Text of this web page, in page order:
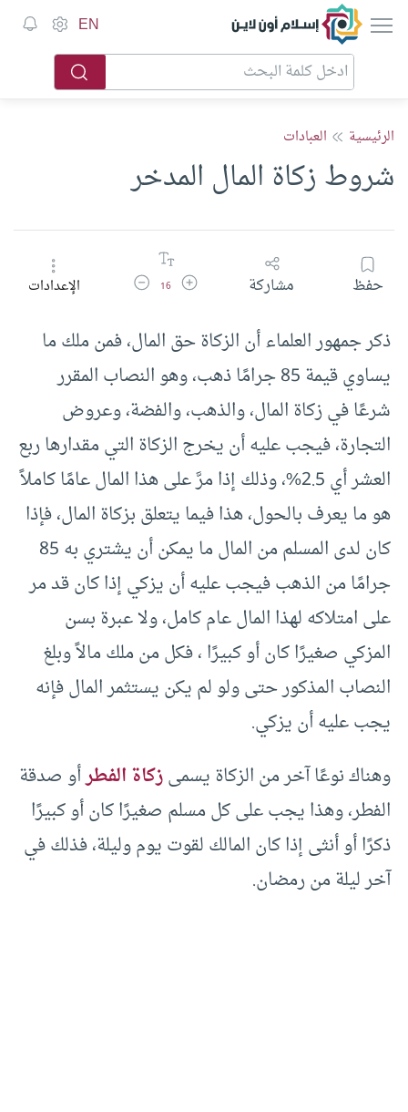
إسلام أون لاين EN
الرئيسية العبادات
شروط زكاة المال المدخر
حفظ مشاركة زيادة حجم الخط
16 تقليل حجم الخطالإعدادات
ذكر جمهور العلماء أن الزكاة حق المال، فمن ملك ما
يساوي قيمة 85 جرامًا ذهب، وهو النصاب المقرر
شرعًا في زكاة المال، والذهب، والفضة، وعروض
التجارة، فيجب عليه أن يخرج الزكاة التي مقدارها ربع
العشر أي 2.5%، وذلك إذا مرَّ على هذا المال عامًا كاملاً
هو ما يعرف بالحول، هذا فيما يتعلق بزكاة المال، فإذا
كان لدى المسلم من المال ما يمكن أن يشتري به 85
جرامًا من الذهب فيجب عليه أن يزكي إذا كان قد مر
على امتلاكه لهذا المال عام كامل، ولا عبرة بسن
المزكي صغيرًا كان أو كبيرًا ، فكل من ملك مالاً وبلغ
النصاب المذكور حتى ولو لم يكن يستثمر المال فإنه
يجب عليه أن يزكي.
وهناك نوعًا آخر من الزكاة يسمىزكاة الفطرأو صدقة
الفطر، وهذا يجب على كل مسلم صغيرًا كان أو كبيرًا
ذكرًا أو أنثى إذا كان المالك لقوت يوم وليلة، فذلك في
آخر ليلة من رمضان.